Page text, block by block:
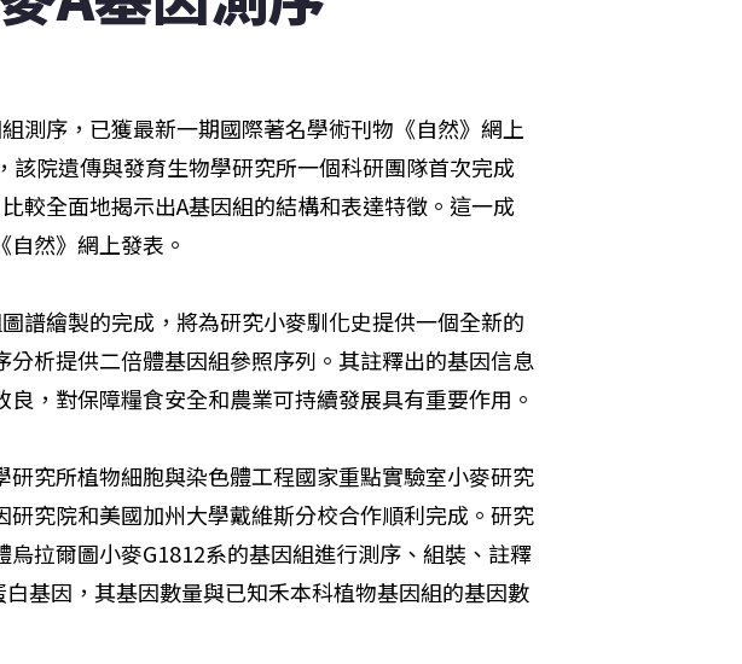
測序，已獲最新一期國際著名學術刊物《自然》網上
該院遺傳與發育生物學研究所一個科研團隊首次完成
較全面地揭示出A基因組的結構和表達特徵。這一成
然》網上發表。
譜繪製的完成，將為研究小麥馴化史提供一個全新的
析提供二倍體基因組參照序列。其註釋出的基因信息
，對保障糧食安全和農業可持續發展具有重要作用。
究所植物細胞與染色體工程國家重點實驗室小麥研究
究院和美國加州大學戴維斯分校合作順利完成。研究
拉爾圖小麥G1812系的基因組進行測序、組裝、註釋
基因，其基因數量與已知禾本科植物基因組的基因數